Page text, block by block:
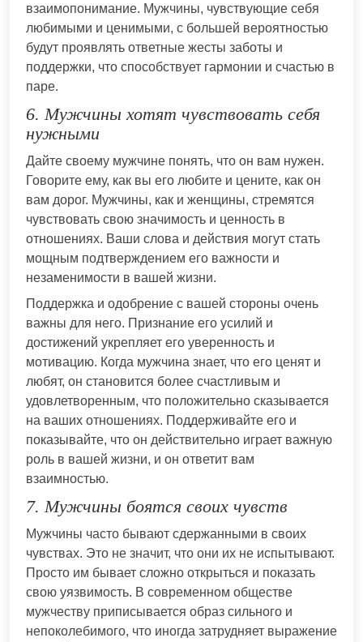
взаимопонимание. Мужчины, чувствующие себя
любимыми и ценимыми, с большей вероятностью
будут проявлять ответные жесты заботы и
поддержки, что способствует гармонии и счастью в
паре.
6. Мужчины хотят чувствовать себя
нужными
Дайте своему мужчине понять, что он вам нужен.
Говорите ему, как вы его любите и цените, как он
вам дорог. Мужчины, как и женщины, стремятся
чувствовать свою значимость и ценность в
отношениях. Ваши слова и действия могут стать
мощным подтверждением его важности и
незаменимости в вашей жизни.
Поддержка и одобрение с вашей стороны очень
важны для него. Признание его усилий и
достижений укрепляет его уверенность и
мотивацию. Когда мужчина знает, что его ценят и
любят, он становится более счастливым и
удовлетворенным, что положительно сказывается
на ваших отношениях. Поддерживайте его и
показывайте, что он действительно играет важную
роль в вашей жизни, и он ответит вам
взаимностью.
7. Мужчины боятся своих чувств
Мужчины часто бывают сдержанными в своих
чувствах. Это не значит, что они их не испытывают.
Просто им бывает сложно открыться и показать
свою уязвимость. В современном обществе
мужчеству приписывается образ сильного и
непоколебимого, что иногда затрудняет выражение